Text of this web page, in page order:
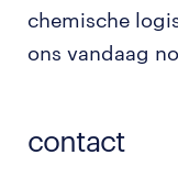
chemische
ons vandaag
contact